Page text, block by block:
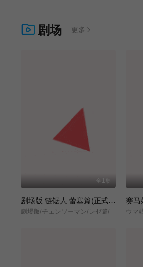
剧场 更多
全1集
剧场版 链锯人 蕾塞篇(正式版)
劇場版/チェンソーマン/レゼ篇/